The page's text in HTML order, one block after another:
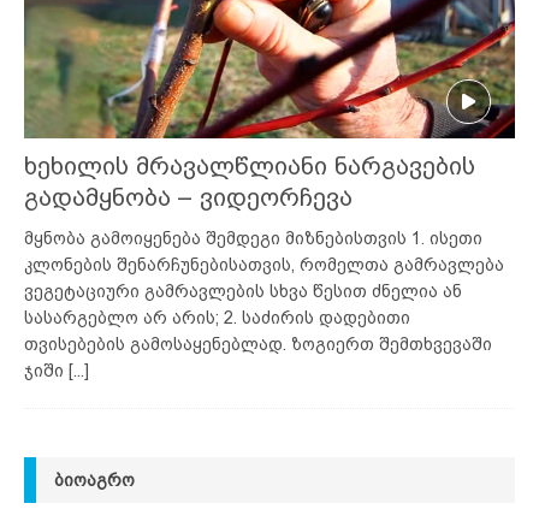
ხეხილის მრავალწლიანი ნარგავების
გადამყნობა – ვიდეორჩევა
მყნობა გამოიყენება შემდეგი მიზნებისთვის 1. ისეთი
კლონების შენარჩუნებისათვის, რომელთა გამრავლება
ვეგეტაციური გამრავლების სხვა წესით ძნელია ან
სასარგებლო არ არის; 2. საძირის დადებითი
თვისებების გამოსაყენებლად. ზოგიერთ შემთხვევაში
ჯიში [...]
ᲑᲘᲝᲐᲒᲠᲝ